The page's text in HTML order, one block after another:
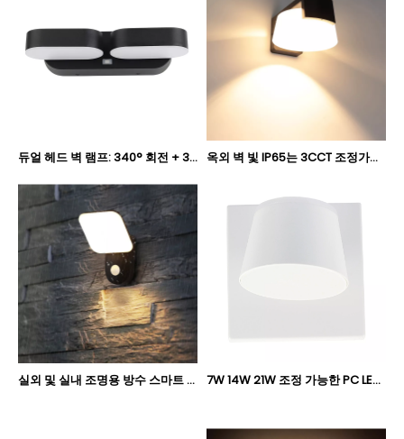
듀얼 헤드 벽 램프: 340° 회전 + 3CCT 색온도 조절 가능 LBD0680T-12 옥외 벽 빛 IP65는 3CCT 조정가능한 색온도 정원 빛 LBD6030T-8를 방수 처리합니다
실외 및 실내 조명용 방수 스마트 모션 센서 IP65를 갖춘 LED 벽 조명 LBD11050 LBD11050B LBD11060 LBD11060B 7W 14W 21W 조정 가능한 PC LED 벽 조명, 멀티 헤드 실내 벽 독서 램프 Oteshen LXD0840-7 / LXD0840-14 / LXD0840-21